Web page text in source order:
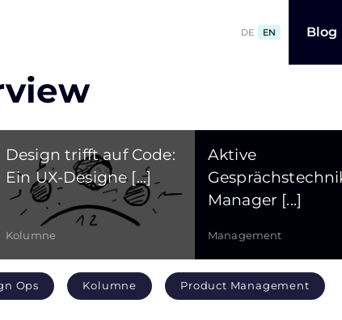
Blog
DE EN
Design trifft auf Code:
Ein UX-Designe [...]
Kolumne
Aktive
Manager [...]
Management
Ops Kolumne Product Management